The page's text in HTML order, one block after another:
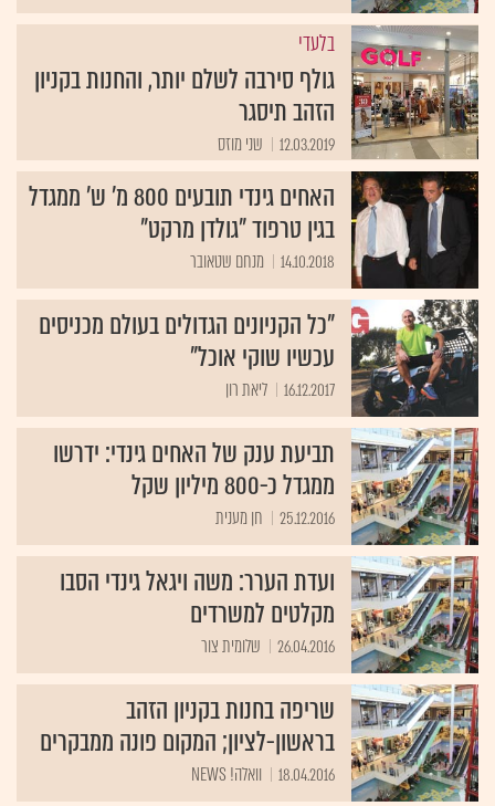
בלעדי
גולף סירבה לשלם יותר, והחנות בקניון
הזהב תיסגר
12.03.2019 שני מוזס
האחים גינדי תובעים 800 מ' ש' ממגדל
בגין טרפוד "גולדן מרקט"
14.10.2018 מנחם שטאובר
"כל הקניונים הגדולים בעולם מכניסים
עכשיו שוקי אוכל"
16.12.2017 ליאת רון
תביעת ענק של האחים גינדי: ידרשו
ממגדל כ-800 מיליון שקל
25.12.2016 חן מענית
ועדת הערר: משה ויגאל גינדי הסבו
מקלטים למשרדים
26.04.2016 שלומית צור
שריפה בחנות בקניון הזהב
בראשון-לציון; המקום פונה ממבקרים
18.04.2016 וואלה! NEWS